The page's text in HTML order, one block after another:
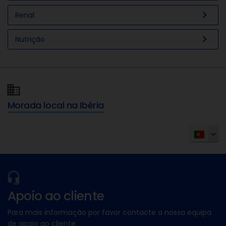
Renal chevron_right
Nutrição chevron_right
Morada local na Ibéria
Apoio ao cliente
Para mais informação por favor contacte a nossa equipa
de apoio ao cliente